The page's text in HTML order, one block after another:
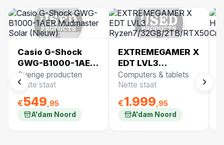
Casio G-Shock
GWG-B1000-1AER
Mudmaster Solar
(Nieuw)
Overige producten
Nette staat
€549 ,95
A'dam Noord
EXTREMEGAMER X
EDT LVL3
Ryzen7/32GB/2TB/
Computers & tablets
Nette staat
€1.999 ,95
A'dam Noord